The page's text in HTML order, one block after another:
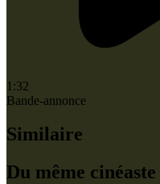
1:32
Bande-annonce
Similaire
Du même cinéaste